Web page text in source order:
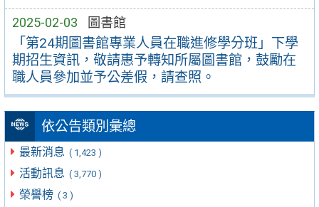
2025-02-03 圖書館
「第24期圖書館專業人員在職進修學分班」下學
期招生資訊，敬請惠予轉知所屬圖書館，鼓勵在
職人員參加並予公差假，請查照。
依公告類別彙總
最新消息 ( 1,423 )
活動訊息 ( 3,770 )
榮譽榜 ( 3 )